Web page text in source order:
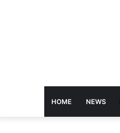
HOME NEWS